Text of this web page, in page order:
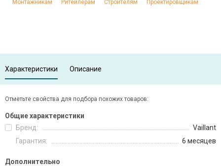
Монтажникам
Ритейлерам Строителям Проектировщикам
Характеристики Описание
Отметьте свойства для подбора похожих товаров:
Общие характеристики
Бренд:
Vaillant
Гарантия:
6 месяцев
Дополнительно